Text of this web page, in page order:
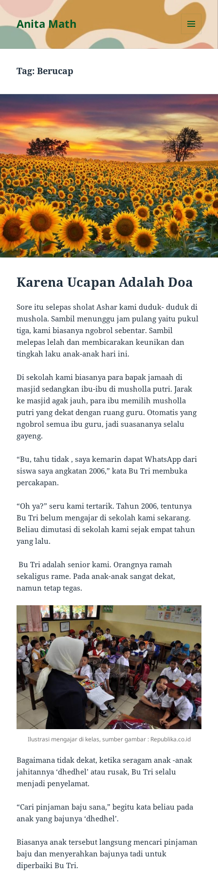
Anita Math
MENU
AND
Tag:Berucap
Karena Ucapan Adalah Doa
Sore itu selepas sholat Ashar kami duduk- duduk di
mushola. Sambil menunggu jam pulang yaitu pukul
tiga, kami biasanya ngobrol sebentar. Sambil
melepas lelah dan membicarakan keunikan dan
tingkah laku anak-anak hari ini.
Di sekolah kami biasanya para bapak jamaah di
masjid sedangkan ibu-ibu di musholla putri. Jarak
ke masjid agak jauh, para ibu memilih musholla
putri yang dekat dengan ruang guru. Otomatis yang
ngobrol semua ibu guru, jadi suasananya selalu
gayeng.
“Bu, tahu tidak , saya kemarin dapat WhatsApp dari
siswa saya angkatan 2006,” kata Bu Tri membuka
percakapan.
“Oh ya?” seru kami tertarik. Tahun 2006, tentunya
Bu Tri belum mengajar di sekolah kami sekarang.
Beliau dimutasi di sekolah kami sejak empat tahun
yang lalu.
Bu Tri adalah senior kami. Orangnya ramah
sekaligus rame. Pada anak-anak sangat dekat,
namun tetap tegas.
Ilustrasi mengajar di kelas, sumber gambar : Republika.co.id
Bagaimana tidak dekat, ketika seragam anak -anak
jahitannya ‘dhedhel’ atau rusak, Bu Tri selalu
menjadi penyelamat.
“Cari pinjaman baju sana,” begitu kata beliau pada
anak yang bajunya ‘dhedhel’.
Biasanya anak tersebut langsung mencari pinjaman
baju dan menyerahkan bajunya tadi untuk
diperbaiki Bu Tri.